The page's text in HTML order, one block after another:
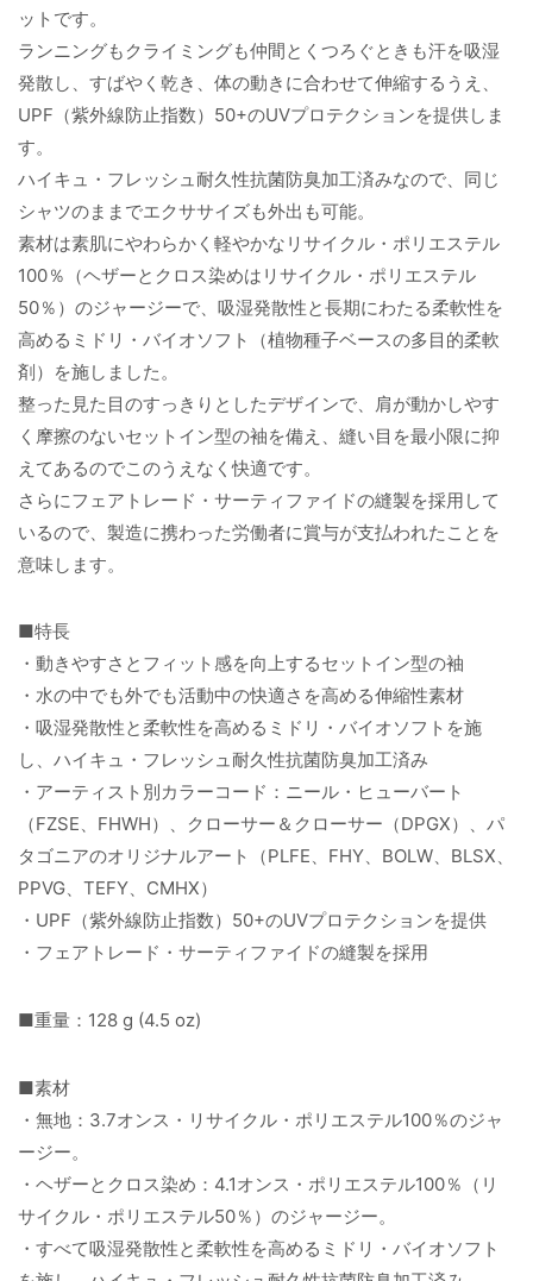
ットです。
ランニングもクライミングも仲間とくつろぐときも汗を吸湿
発散し、すばやく乾き、体の動きに合わせて伸縮するうえ、
UPF（紫外線防止指数）50+のUVプロテクションを提供しま
す。
ハイキュ・フレッシュ耐久性抗菌防臭加工済みなので、同じ
シャツのままでエクササイズも外出も可能。
素材は素肌にやわらかく軽やかなリサイクル・ポリエステル
100％（ヘザーとクロス染めはリサイクル・ポリエステル
50％）のジャージーで、吸湿発散性と長期にわたる柔軟性を
高めるミドリ・バイオソフト（植物種子ベースの多目的柔軟
剤）を施しました。
整った見た目のすっきりとしたデザインで、肩が動かしやす
く摩擦のないセットイン型の袖を備え、縫い目を最小限に抑
えてあるのでこのうえなく快適です。
さらにフェアトレード・サーティファイドの縫製を採用して
いるので、製造に携わった労働者に賞与が支払われたことを
意味します。
■特長
・動きやすさとフィット感を向上するセットイン型の袖
・水の中でも外でも活動中の快適さを高める伸縮性素材
・吸湿発散性と柔軟性を高めるミドリ・バイオソフトを施
し、ハイキュ・フレッシュ耐久性抗菌防臭加工済み
・アーティスト別カラーコード：ニール・ヒューバート
（FZSE、FHWH）、クローサー＆クローサー（DPGX）、パ
タゴニアのオリジナルアート（PLFE、FHY、BOLW、BLSX、
PPVG、TEFY、CMHX）
・UPF（紫外線防止指数）50+のUVプロテクションを提供
・フェアトレード・サーティファイドの縫製を採用
■重量：128 g (4.5 oz)
■素材
・無地：3.7オンス・リサイクル・ポリエステル100％のジャ
ージー。
・ヘザーとクロス染め：4.1オンス・ポリエステル100％（リ
サイクル・ポリエステル50％）のジャージー。
・すべて吸湿発散性と柔軟性を高めるミドリ・バイオソフト